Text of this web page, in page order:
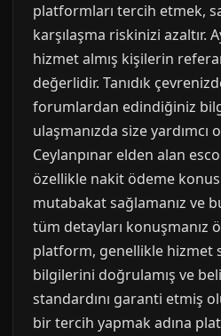
platformları tercih etmek,
karşılaşma riskinizi azaltır.
hizmet almış kişilerin
değerlidir. Tanıdık
forumlardan edindiğiniz
ulaşmanızda size yardımcı
Ceylanpınar elden alan
özellikle nakit ödeme
mutabakat sağlamanız ve
tüm detayları konuşmanız
platform, genellikle hizmet
bilgilerini doğrulamış ve
standardını garanti etmiş
bir tercih yapmak adına